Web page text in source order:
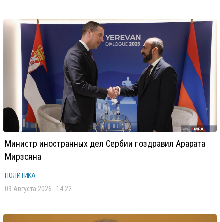
Министр иностранных дел Сербии поздравил Арарата
Мирзояна
ПОЛИТИКА
09 Августа 2026 - 14:22